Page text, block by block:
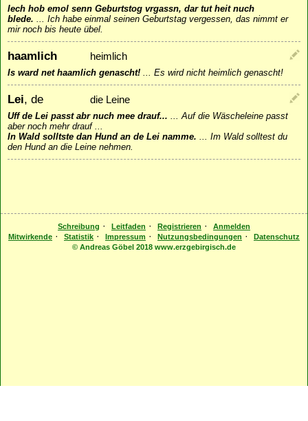
Iech hob emol senn Geburtstog vrgassn, dar tut heit nuch
blede. ... Ich habe einmal seinen Geburtstag vergessen, das nimmt er
mir noch bis heute übel.
haamlich heimlich
Is ward net haamlich genascht! ... Es wird nicht heimlich genascht!
Lei, de die Leine
Uff de Lei passt abr nuch mee drauf... ...Auf die Wäscheleine passt
aber noch mehr drauf ...
In Wald solltste dan Hund an de Lei namme. ... Im Wald solltest du
den Hund an die Leine nehmen.
Schreibung · Leitfaden · Registrieren ·
Anmelden
Mitwirkende · Statistik · Impressum · Nutzungsbedingungen ·
Datenschutz
© Andreas Göbel 2018 www.erzgebirgisch.de